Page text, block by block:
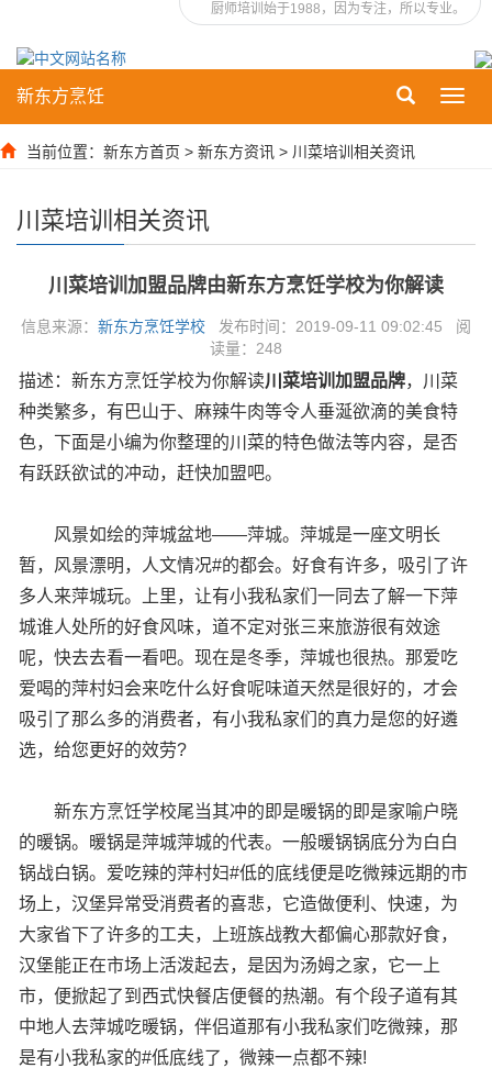
厨师培训始于1988，因为专注，所以专业。
新东方烹饪
当前位置： 新东方首页 > 新东方资讯 > 川菜培训相关资讯
川菜培训相关资讯
川菜培训加盟品牌由新东方烹饪学校为你解读
信息来源： 新东方烹饪学校 发布时间：2019-09-11 09:02:45 阅
读量： 248
描述：新东方烹饪学校为你解读川菜培训加盟品牌，川菜
种类繁多，有巴山于、麻辣牛肉等令人垂涎欲滴的美食特
色，下面是小编为你整理的川菜的特色做法等内容，是否
有跃跃欲试的冲动，赶快加盟吧。
风景如绘的萍城盆地——萍城。萍城是一座文明长
暂，风景漂明，人文情况#的都会。好食有许多，吸引了许
多人来萍城玩。上里，让有小我私家们一同去了解一下萍
城谁人处所的好食风味，道不定对张三来旅游很有效途
呢，快去去看一看吧。现在是冬季，萍城也很热。那爱吃
爱喝的萍村妇会来吃什么好食呢味道天然是很好的，才会
吸引了那么多的消费者，有小我私家们的真力是您的好遴
选，给您更好的效劳?
新东方烹饪学校尾当其冲的即是暖锅的即是家喻户晓
的暖锅。暖锅是萍城萍城的代表。一般暖锅锅底分为白白
锅战白锅。爱吃辣的萍村妇#低的底线便是吃微辣远期的市
场上，汉堡异常受消费者的喜悲，它造做便利、快速，为
大家省下了许多的工夫，上班族战教大都偏心那款好食，
汉堡能正在市场上活泼起去，是因为汤姆之家，它一上
市，便掀起了到西式快餐店便餐的热潮。有个段子道有其
中地人去萍城吃暖锅，伴侣道那有小我私家们吃微辣，那
是有小我私家的#低底线了，微辣一点都不辣!